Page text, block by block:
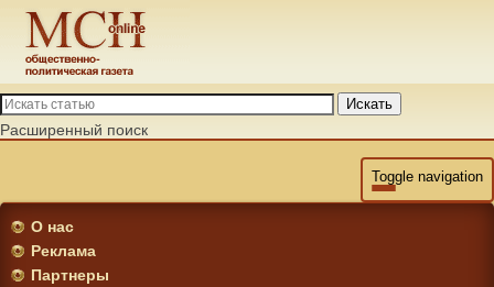
Искать
Расширенный поиск
Toggle navigation
О нас
Реклама
Партнеры